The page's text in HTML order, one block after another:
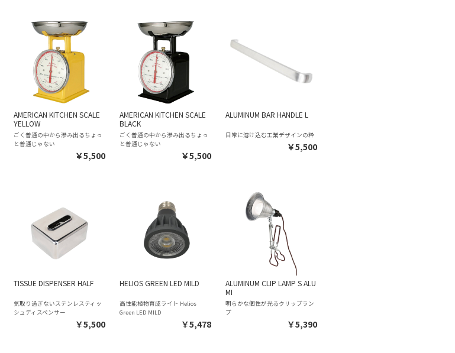
AMERICAN KITCHEN SCALE
YELLOW
ごく普通の中から滲み出るちょっ
と普通じゃない
￥5,500
AMERICAN KITCHEN SCALE
BLACK
ごく普通の中から滲み出るちょっ
と普通じゃない
￥5,500
ALUMINUM BAR HANDLE L
日常に溶け込む工業デザインの粋
￥5,500
TISSUE DISPENSER HALF
気取り過ぎないステンレスティッ
シュディスペンサー
￥5,500
HELIOS GREEN LED MILD
高性能植物育成ライト Helios
Green LED MILD
￥5,478
ALUMINUM CLIP LAMP S ALU
MI
明らかな個性が光るクリップラン
プ
￥5,390